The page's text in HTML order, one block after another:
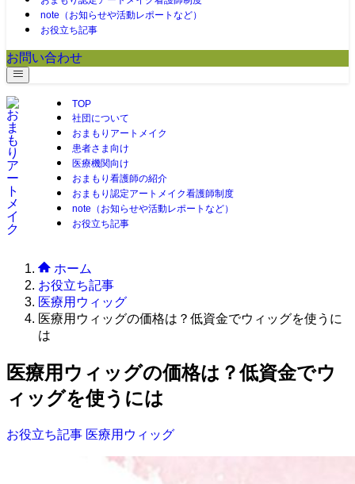
note（お知らせや活動レポートなど）
お役立ち記事
お問い合わせ
TOP
社団について
おまもりアートメイク
患者さま向け
医療機関向け
おまもり看護師の紹介
おまもり認定アートメイク看護師制度
note（お知らせや活動レポートなど）
お役立ち記事
ホーム
お役立ち記事
医療用ウィッグ
医療用ウィッグの価格は？低資金でウィッグを使うに
は
医療用ウィッグの価格は？低資金でウ
ィッグを使うには
お役立ち記事 医療用ウィッグ